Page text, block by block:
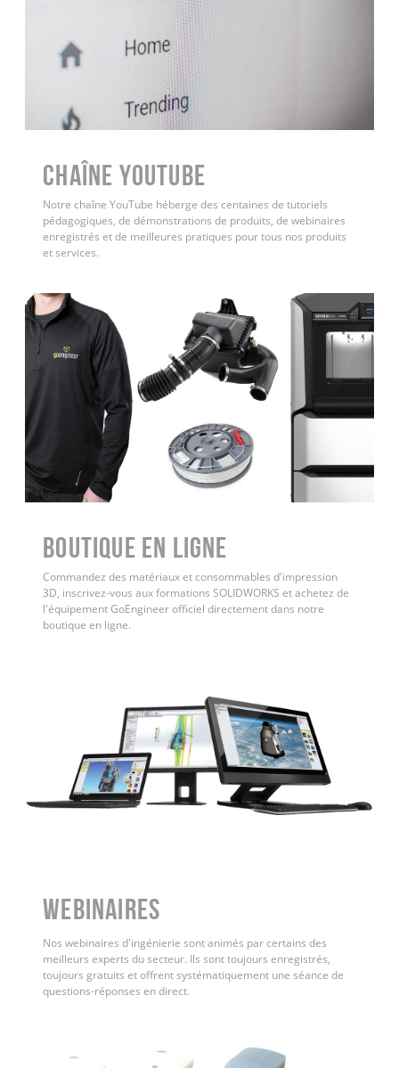
Chaîne YouTube
Notre chaîne YouTube héberge des centaines de tutoriels
pédagogiques, de démonstrations de produits, de webinaires
enregistrés et de meilleures pratiques pour tous nos produits
et services.
Boutique en ligne
Commandez des matériaux et consommables d'impression
3D, inscrivez-vous aux formations SOLIDWORKS et achetez de
l'équipement GoEngineer officiel directement dans notre
boutique en ligne.
WEBINAIRES
Nos webinaires d'ingénierie sont animés par certains des
meilleurs experts du secteur. Ils sont toujours enregistrés,
toujours gratuits et offrent systématiquement une séance de
questions-réponses en direct.